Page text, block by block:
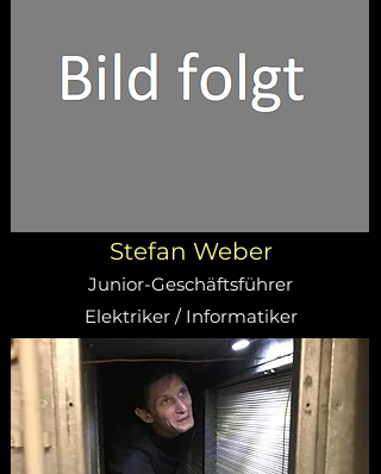
Stefan Weber
Junior-Geschäftsführer
Elektriker / Informatiker